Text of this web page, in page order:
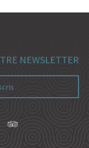
NEWSLETTER